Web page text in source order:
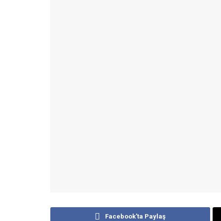
Facebook'ta Paylaş